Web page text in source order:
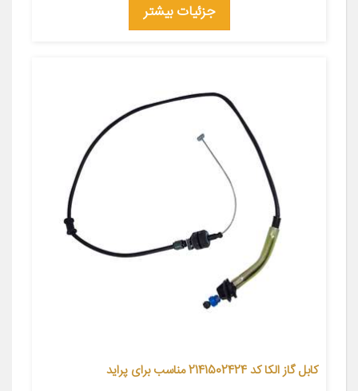
جزئیات بیشتر
کابل گاز الکا کد 2141502424 مناسب برای پراید